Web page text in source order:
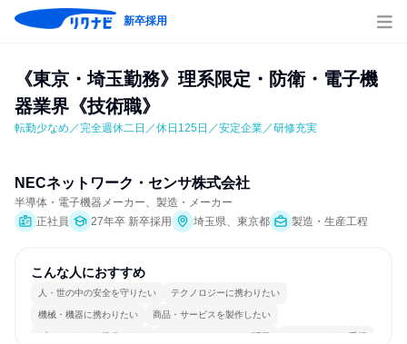
新卒採用
《東京・埼玉勤務》理系限定・防衛・電子機
器業界《技術職》
転勤少なめ／完全週休二日／休日125日／安定企業／研修充実
NECネットワーク・センサ株式会社
半導体・電子機器メーカー、製造・メーカー
正社員
27年卒 新卒採用 埼玉県、東京都 製造・生産工程
こんな人におすすめ
人・世の中の安全を守りたい テクノロジーに携わりたい
機械・機器に携わりたい 商品・サービスを製作したい
プロジェクトを推進したい コミュニケーションが活発 チームワークを重視